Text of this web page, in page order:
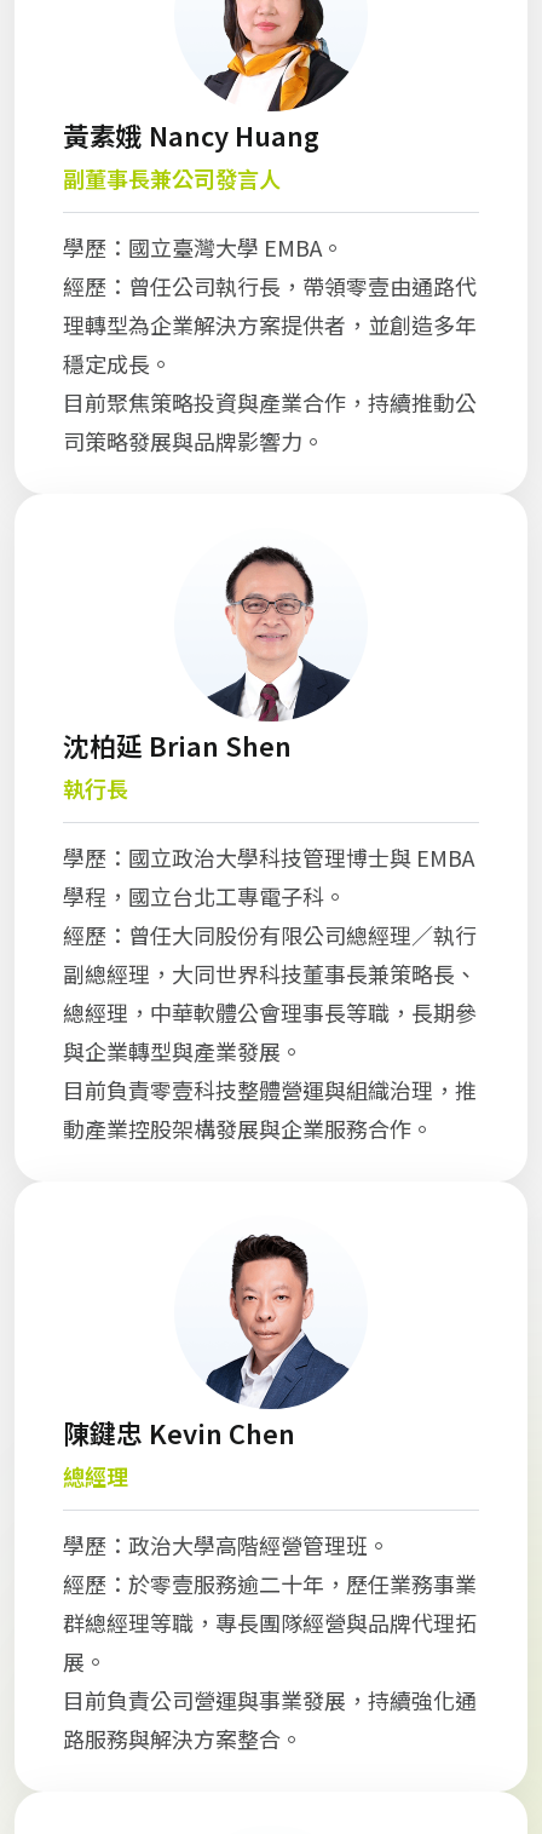
黃素娥 Nancy Huang
副董事長兼公司發言人
學歷：國立臺灣大學 EMBA。
經歷：曾任公司執行長，帶領零壹由通路代
理轉型為企業解決方案提供者，並創造多年
穩定成長。
目前聚焦策略投資與產業合作，持續推動公
司策略發展與品牌影響力。
沈柏延 Brian Shen
執行長
學歷：國立政治大學科技管理博士與 EMBA
學程，國立台北工專電子科。
經歷：曾任大同股份有限公司總經理／執行
副總經理，大同世界科技董事長兼策略長、
總經理，中華軟體公會理事長等職，長期參
與企業轉型與產業發展。
目前負責零壹科技整體營運與組織治理，推
動產業控股架構發展與企業服務合作。
陳鍵忠 Kevin Chen
總經理
學歷：政治大學高階經營管理班。
經歷：於零壹服務逾二十年，歷任業務事業
群總經理等職，專長團隊經營與品牌代理拓
展。
目前負責公司營運與事業發展，持續強化通
路服務與解決方案整合。